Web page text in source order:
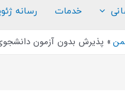
خدمات رسانه
پذیرش بدون آزمون